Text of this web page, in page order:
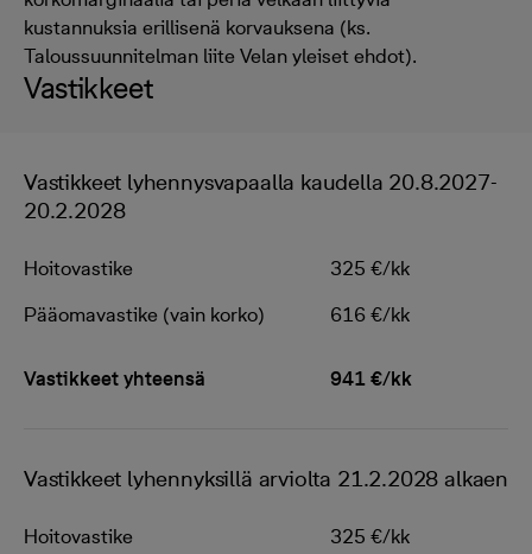
kustannuksia erillisenä korvauksena (ks.
Taloussuunnitelman liite Velan yleiset ehdot).
Vastikkeet
Vastikkeet lyhennysvapaalla kaudella 20.8.2027-
20.2.2028
Hoitovastike
325 €/kk
Pääomavastike (vain korko)
616 €/kk
Vastikkeet yhteensä 941 €/kk
Vastikkeet lyhennyksillä arviolta 21.2.2028 alkaen
Hoitovastike 325 €/kk